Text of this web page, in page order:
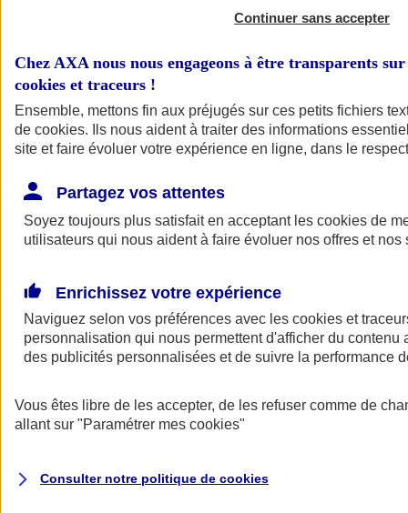
AXA Assurance
Continuer sans accepter
Chez AXA nous nous engageons à être transparents
cookies et traceurs !
Ensemble, mettons fin aux préjugés sur ces petits fichiers
de cookies. Ils nous aident à traiter des informations
site et faire évoluer votre expérience en ligne, dans le
Partagez vos attentes
Soyez toujours plus satisfait en acceptant les cookies de
utilisateurs qui nous aident à faire évoluer nos offres et nos
Enrichissez votre expérience
Naviguez selon vos préférences avec les cookies et
personnalisation qui nous permettent d'afficher du contenu
des publicités personnalisées et de suivre la performance
Vous êtes libre de les accepter, de les refuser comme de
allant sur "Paramétrer mes cookies"
Consulter notre politique de cookies